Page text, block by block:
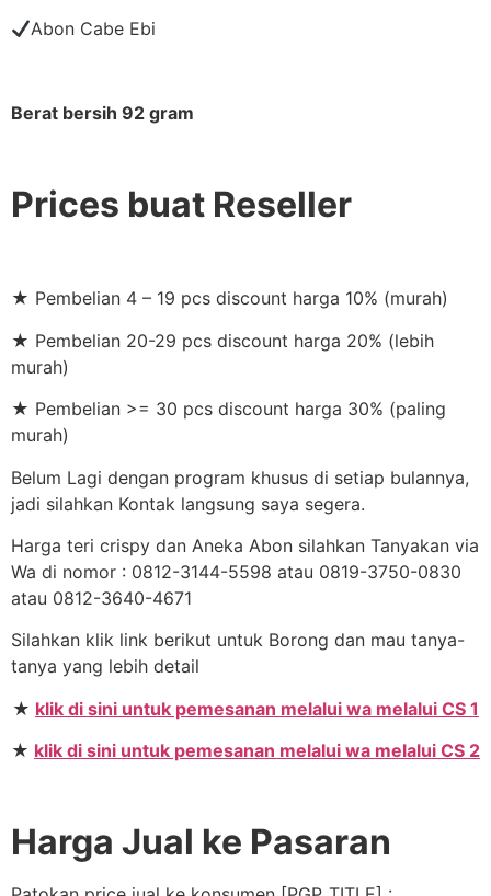
Abon Cabe Ebi
Berat bersih 92 gram
Prices buat Reseller
★ Pembelian 4 – 19 pcs discount harga 10% (murah)
★ Pembelian 20-29 pcs discount harga 20% (lebih
murah)
★ Pembelian >= 30 pcs discount harga 30% (paling
murah)
Belum Lagi dengan program khusus di setiap bulannya,
jadi silahkan Kontak langsung saya segera.
Harga teri crispy dan Aneka Abon silahkan Tanyakan via
Wa di nomor : 0812-3144-5598 atau 0819-3750-0830
atau 0812-3640-4671
Silahkan klik link berikut untuk Borong dan mau tanya-
tanya yang lebih detail
★ klik di sini untuk pemesanan melalui wa melalui CS 1
★ klik di sini untuk pemesanan melalui wa melalui CS 2
Harga Jual ke Pasaran